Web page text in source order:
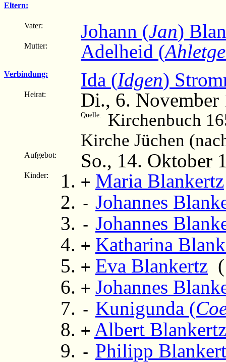
Eltern:
Vater: Johann (Jan)
Mutter: Adelheid (
Verbindung: Ida (Idgen)
Heirat: Di., 6. November
Quelle:
Kirchenbuch
Kirche Jüchen
Aufgebot: So., 14. Oktober
Kinder: + Maria Blankertz
- Johannes
- Johannes
+ Katharina
+ Eva Blankertz
+ Johannes
- Kunigunda (
+ Albert Blankertz
- Philipp